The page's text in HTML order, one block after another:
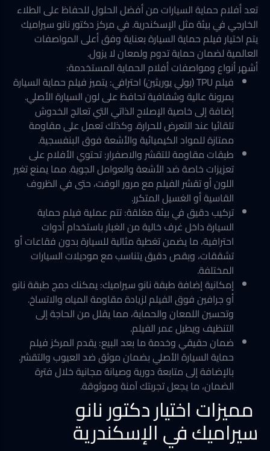
تعد أفلام حماية السيارات من أفضل الحلول للحفاظ على الطلاء
الخارجي في بيئة مثل الإسكندرية. في مركز دكتور نانو سيراميك
يتم اختيار فيلم حماية السيارة بعناية وفق أعلى المواصفات
العالمية لضمان حماية تدوم ولمعان لا يزول.
أشهر أنواع ومواصفات أفلام الحماية المستخدمة:
فيلم TPU (بولي يوريثين) احترافي: يتميز فيلم حماية السيارة
بمرونة عالية وشفافية تحافظ على لون السيارة الأصلي.
إضافة إلى خاصية الإصلاح الذاتي التي تعالج الخدوش
تلقائيا عند التعرض للحرارة. وكذلك تعمل على مقاومة
ممتازة للمواد الكيميائية والأشعة فوق البنفسجية.
طبقات مقاومة للتقشر والاصفرار: تحتوي الأفلام على
تعزيزات خاصة ضد الأشعة والعوامل الجوية. مما يمنع تغير
اللون أو تقشر الفيلم مع مرور الوقت، حتى في الظروف
القاسية أو الغسيل المتكرر.
تركيب دقيق في بيئة مغلقة: تتم عملية فيلم حماية
السيارة داخل غرف خالية من الغبار باستخدام أدوات
احترافية، ما يضمن تغطية مثالية للسيارة بدون فقاعات أو
تشققات، وبقص دقيق يتناسب مع موديلات السيارات
المختلفة.
إمكانية إضافة طبقة نانو سيراميك: يمكنك دمج طبقة نانو
أو جرافين فوق الفيلم لزيادة مقاومة المياه والاتساخ.
وتحسين اللمعان والحماية، مما يقلل من الحاجة إلى
التنظيف ويطيل عمر الفيلم.
ضمان حقيقي وخدمة ما بعد البيع: يقدم المركز فيلم
حماية السيارة الأصلي بضمان موثق ضد العيوب والتقشر.
بالإضافة إلى متابعة دورية وصيانة مجانية خلال فترة
الضمان، ما يجعل تجربتك آمنة وموثوقة.
مميزات اختيار دكتور نانو
سيراميك في الإسكندرية